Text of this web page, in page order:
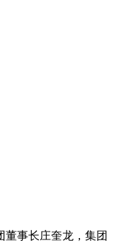
事长庄奎龙，集团